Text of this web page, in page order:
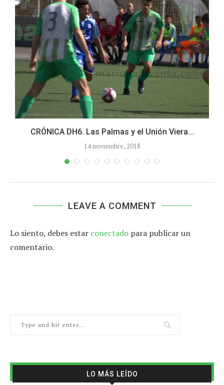
CRÓNICA DH6. Las Palmas y el Unión Viera...
14 noviembre, 2018
LEAVE A COMMENT
Lo siento, debes estar conectado para publicar un
comentario.
LO MÁS LEÍDO